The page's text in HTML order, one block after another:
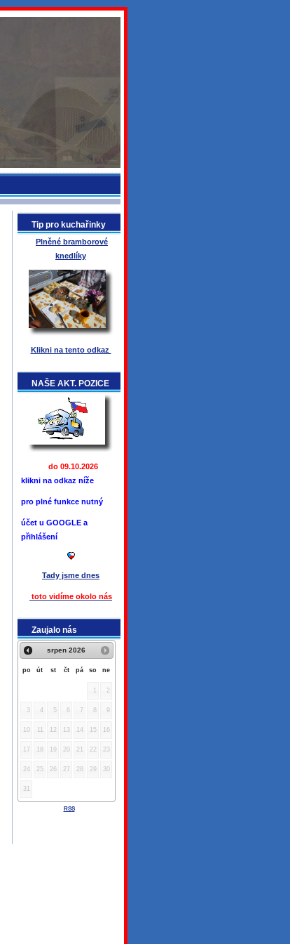
Tip pro kuchařinky
Plněné bramborové
knedlíky
Klikni na tento odkaz
NAŠE AKT. POZICE
do 09.10.2026
klikni na odkaz níže
pro plné funkce nutný
účet u GOOGLE a
přihlášení
Tady jsme dnes
toto vidíme okolo nás
Zaujalo nás
srpen 2026
po út st čt pá so ne
1 2
3 4 5 6 7 8 9
10 11 12 13 14 15 16
17 18 19 20 21 22 23
24 25 26 27 28 29 30
31
RSS